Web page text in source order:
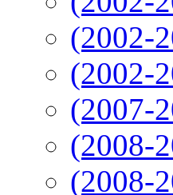
(2002-
(2002-
(2007-
(2008-
(2008-